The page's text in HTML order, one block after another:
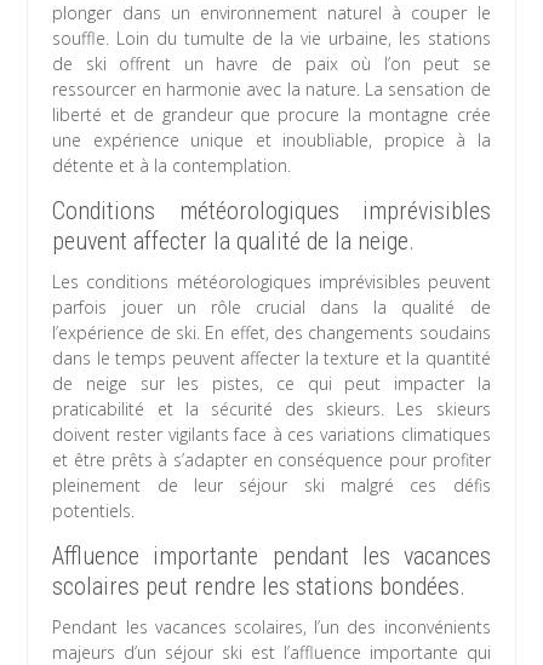
plonger dans un environnement naturel à couper le
souffle. Loin du tumulte de la vie urbaine, les stations
de ski offrent un havre de paix où l’on peut se
ressourcer en harmonie avec la nature. La sensation de
liberté et de grandeur que procure la montagne crée
une expérience unique et inoubliable, propice à la
détente et à la contemplation.
Conditions météorologiques imprévisibles
peuvent affecter la qualité de la neige.
Les conditions météorologiques imprévisibles peuvent
parfois jouer un rôle crucial dans la qualité de
l’expérience de ski. En effet, des changements soudains
dans le temps peuvent affecter la texture et la quantité
de neige sur les pistes, ce qui peut impacter la
praticabilité et la sécurité des skieurs. Les skieurs
doivent rester vigilants face à ces variations climatiques
et être prêts à s’adapter en conséquence pour profiter
pleinement de leur séjour ski malgré ces défis
potentiels.
Affluence importante pendant les vacances
scolaires peut rendre les stations bondées.
Pendant les vacances scolaires, l’un des inconvénients
majeurs d’un séjour ski est l’affluence importante qui